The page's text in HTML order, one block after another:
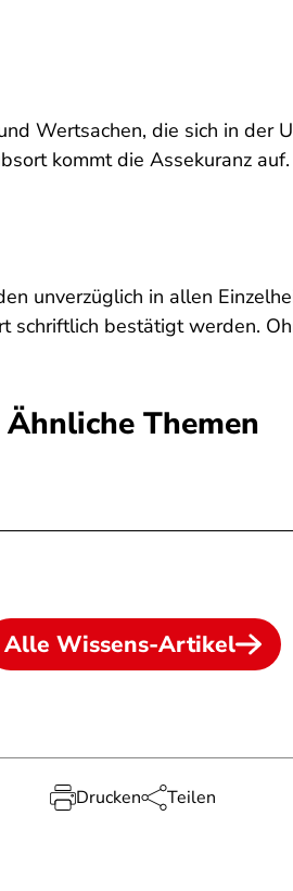
Wertsachen, die sich in
kommt die Assekuranz auf.
unverzüglich in allen
bestätigt werden.
Ähnliche Themen
Alle Wissens-Artikel
Drucken Teilen